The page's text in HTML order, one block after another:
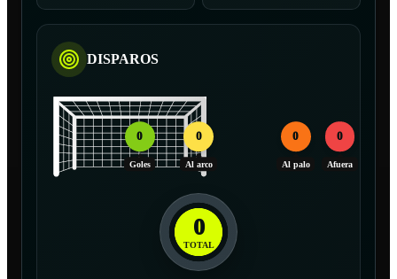
DISPAROS
0
Goles
0
Al arco
0
Al palo
0
Afuera
0
TOTAL